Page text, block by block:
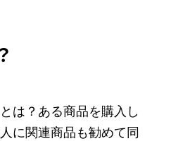
は？ある商品を購入し
に関連商品も勧めて同